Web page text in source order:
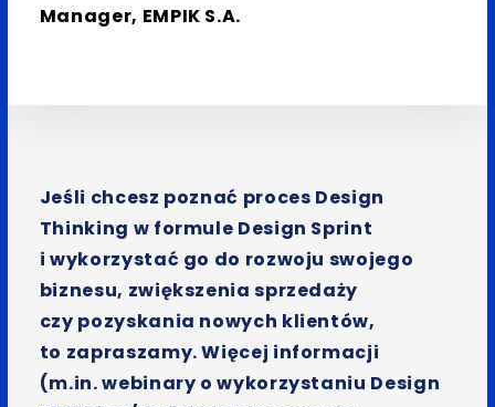
Manager, EMPIK S.A.
Jeśli chcesz poznać proces Design
Thinking w formule Design Sprint
i wykorzystać go do rozwoju swojego
biznesu, zwiększenia sprzedaży
czy pozyskania nowych klientów,
to zapraszamy. Więcej informacji
(m.in. webinary o wykorzystaniu Design